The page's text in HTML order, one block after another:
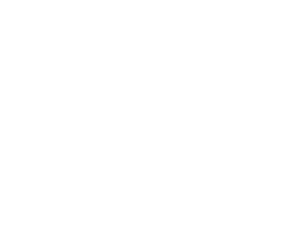
させていただ
です。
ありません。
ず変更すること
1000ppm以下、
貨物等」とい
可)を取得する